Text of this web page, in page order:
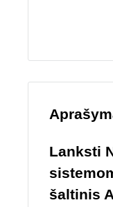
Lanksti
šaltinis